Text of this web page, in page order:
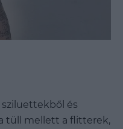
és
tüll mellett a flitterek,